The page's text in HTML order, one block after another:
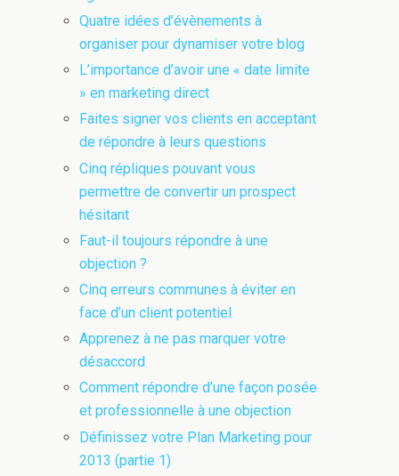
Quatre idées d’évènements à
organiser pour dynamiser votre blog
L’importance d’avoir une « date limite
» en marketing direct
Faites signer vos clients en acceptant
de répondre à leurs questions
Cinq répliques pouvant vous
permettre de convertir un prospect
hésitant
Faut-il toujours répondre à une
objection ?
Cinq erreurs communes à éviter en
face d’un client potentiel
Apprenez à ne pas marquer votre
désaccord
Comment répondre d’une façon posée
et professionnelle à une objection
Définissez votre Plan Marketing pour
2013 (partie 1)